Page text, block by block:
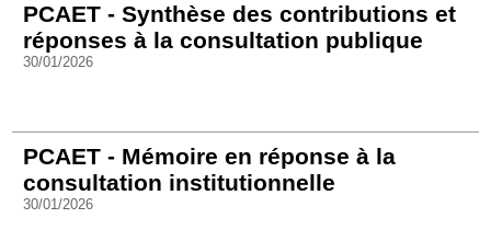
PCAET - Synthèse des contributions et
réponses à la consultation publique
30/01/2026
PCAET - Mémoire en réponse à la
consultation institutionnelle
30/01/2026